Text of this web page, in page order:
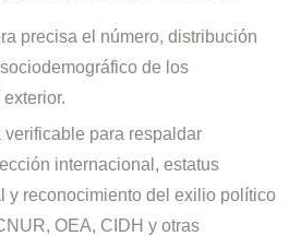
precisa el número, distribución
de los
verificable para respaldar
internacional, estatus
y reconocimiento del exilio político
OEA, CIDH y otras